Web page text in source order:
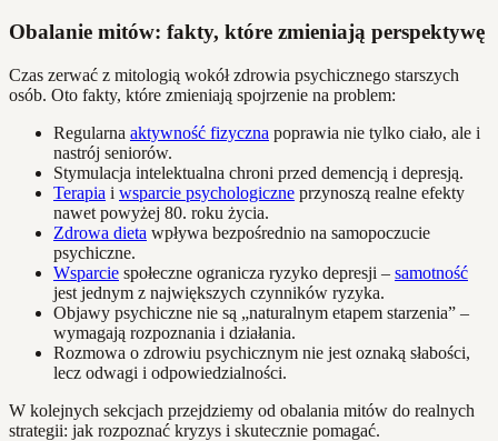
Obalanie mitów: fakty, które zmieniają perspektywę
Czas zerwać z mitologią wokół zdrowia psychicznego starszych
osób. Oto fakty, które zmieniają spojrzenie na problem:
Regularna aktywność fizyczna poprawia nie tylko ciało, ale i
nastrój seniorów.
Stymulacja intelektualna chroni przed demencją i depresją.
Terapia i wsparcie psychologiczne przynoszą realne efekty
nawet powyżej 80. roku życia.
Zdrowa dieta wpływa bezpośrednio na samopoczucie
psychiczne.
Wsparcie społeczne ogranicza ryzyko depresji – samotność
jest jednym z największych czynników ryzyka.
Objawy psychiczne nie są „naturalnym etapem starzenia” –
wymagają rozpoznania i działania.
Rozmowa o zdrowiu psychicznym nie jest oznaką słabości,
lecz odwagi i odpowiedzialności.
W kolejnych sekcjach przejdziemy od obalania mitów do realnych
strategii: jak rozpoznać kryzys i skutecznie pomagać.